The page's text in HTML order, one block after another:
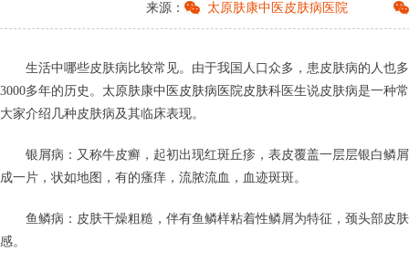
来源： 太原肤康中医皮肤病医院
生活中哪些皮肤病比较常见。由于我国人口众多，患皮肤病的人也
3000多年的历史。 太原肤康中医皮肤病医院皮肤科 医生说皮肤病是一种
大家介绍几种皮肤病及其临床表现。
银屑病：又称牛皮癣，起初出现红斑丘疹，表皮覆盖一层层银白鳞
成一片，状如地图，有的瘙痒，流脓流血，血迹斑斑。
鱼鳞病：皮肤干燥粗糙，伴有鱼鳞样粘着性鳞屑为特征，颈头部皮
感。